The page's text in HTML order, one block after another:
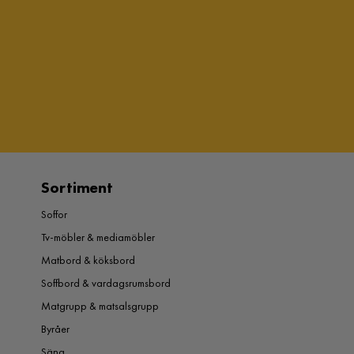
Sortiment
Soffor
Tv-möbler & mediamöbler
Matbord & köksbord
Soffbord & vardagsrumsbord
Matgrupp & matsalsgrupp
Byråer